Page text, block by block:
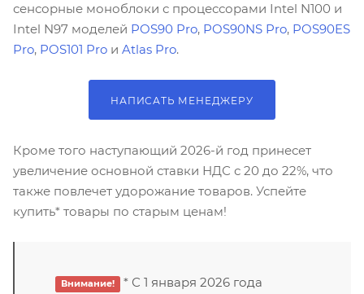
сенсорные моноблоки с процессорами Intel N100 и
Intel N97 моделей POS90 Pro, POS90NS Pro, POS90ES
Pro, POS101 Pro и Atlas Pro.
НАПИСАТЬ МЕНЕДЖЕРУ
Кроме того наступающий 2026-й год принесет
увеличение основной ставки НДС с 20 до 22%, что
также повлечет удорожание товаров. Успейте
купить* товары по старым ценам!
Внимание! * С 1 января 2026 года